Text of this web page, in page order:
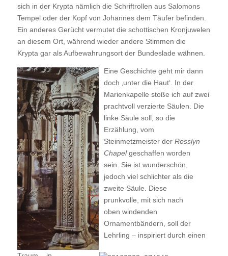
sich in der Krypta nämlich die Schriftrollen aus Salomons
Tempel oder der Kopf von Johannes dem Täufer befinden.
Ein anderes Gerücht vermutet die schottischen Kronjuwelen
an diesem Ort, während wieder andere Stimmen die
Krypta gar als Aufbewahrungsort der Bundeslade wähnen.
Eine Geschichte geht mir dann
doch ‚unter die Haut‘. In der
Marienkapelle stoße ich auf zwei
prachtvoll verzierte Säulen. Die
linke Säule soll, so die
Erzählung, vom
Steinmetzmeister der Rosslyn
Chapelgeschaffen worden
sein. Sie ist wunderschön,
jedoch viel schlichter als die
zweite Säule. Diese
prunkvolle, mit sich nach
oben windenden
Ornamentbändern, soll der
Lehrling – inspiriert durch einen